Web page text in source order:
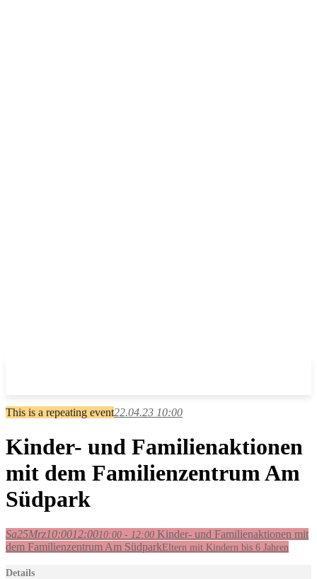
This is a repeating event22.04.23 10:00
Kinder- und Familienaktionen
mit dem Familienzentrum Am
Südpark
Sa25Mrz10:0012:0010:00 - 12:00 Kinder- und Familienaktionen mit
dem Familienzentrum Am SüdparkEltern mit Kindern bis 6 Jahren
Details